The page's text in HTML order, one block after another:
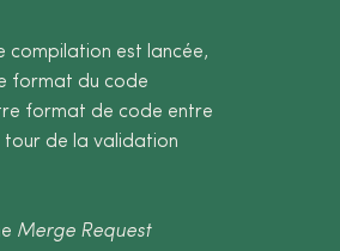
compilation est lancée,
format du code
format de code entre
tour de la validation
Merge Request